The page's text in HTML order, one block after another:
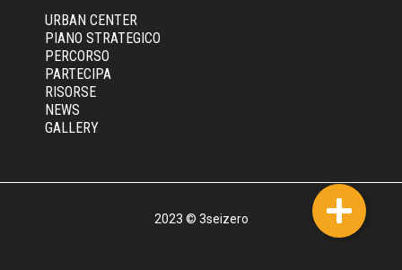
URBAN CENTER
PIANO STRATEGICO
PERCORSO
PARTECIPA
RISORSE
NEWS
GALLERY
2023 © 3seizero